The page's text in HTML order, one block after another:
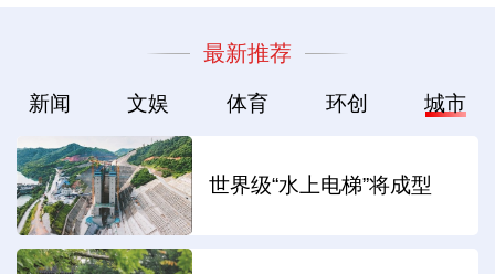
最新推荐
新闻 文娱 体育 环创 城市
世界级“水上电梯”将成型